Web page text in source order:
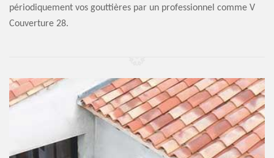
périodiquement vos gouttières par un professionnel comme V
Couverture 28.